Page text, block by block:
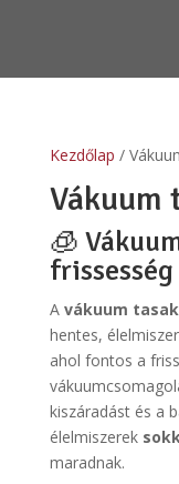
Kezdőlap /
Vákuum
🧊
A vákuum tasak
hentes,
ahol fontos a
kiszáradást és a
élelmiszerek
maradnak.